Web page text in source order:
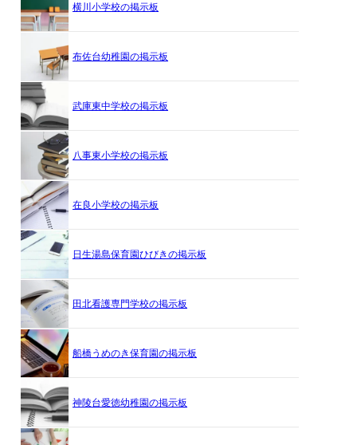
横川小学校の掲示板
布佐台幼稚園の掲示板
武庫東中学校の掲示板
八事東小学校の掲示板
在良小学校の掲示板
日生湯島保育園ひびきの掲示板
田北看護専門学校の掲示板
船橋うめのき保育園の掲示板
神陵台愛徳幼稚園の掲示板